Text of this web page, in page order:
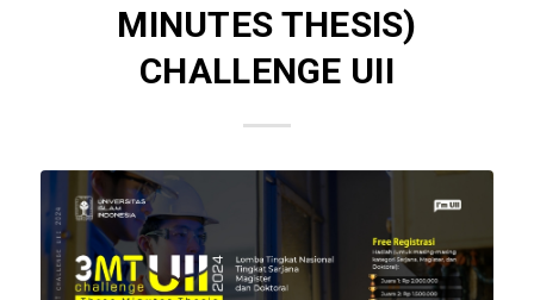
MINUTES THESIS)
CHALLENGE UII